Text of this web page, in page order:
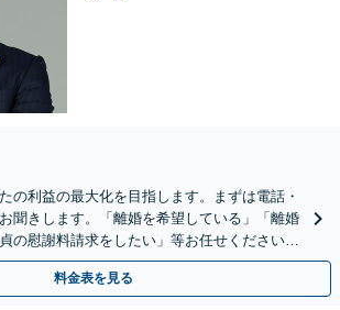
の利益の最大化を目指します。まずは電話・
聞きします。「離婚を希望している」「離婚
の慰謝料請求をしたい」等お任せください。
定】
料金表を見る